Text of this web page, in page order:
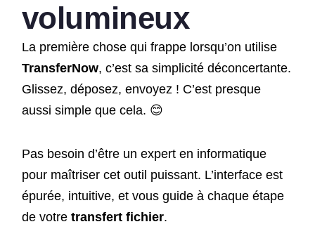
volumineux
La première chose qui frappe lorsqu’on utilise
TransferNow, c’est sa simplicité déconcertante.
Glissez, déposez, envoyez ! C’est presque
aussi simple que cela. 😊
Pas besoin d’être un expert en informatique
pour maîtriser cet outil puissant. L’interface est
épurée, intuitive, et vous guide à chaque étape
de votre transfert fichier.